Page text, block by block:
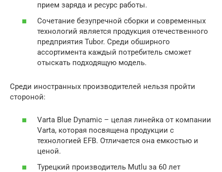
прием заряда и ресурс работы.
Сочетание безупречной сборки и современных
технологий является продукция отечественного
предприятия Tubor. Среди обширного
ассортимента каждый потребитель сможет
отыскать подходящую модель.
Среди иностранных производителей нельзя пройти
стороной:
Varta Blue Dynamic – целая линейка от компании
Varta, которая посвящена продукции с
технологией EFB. Отличается она емкостью и
ценой.
Турецкий производитель Mutlu за 60 лет